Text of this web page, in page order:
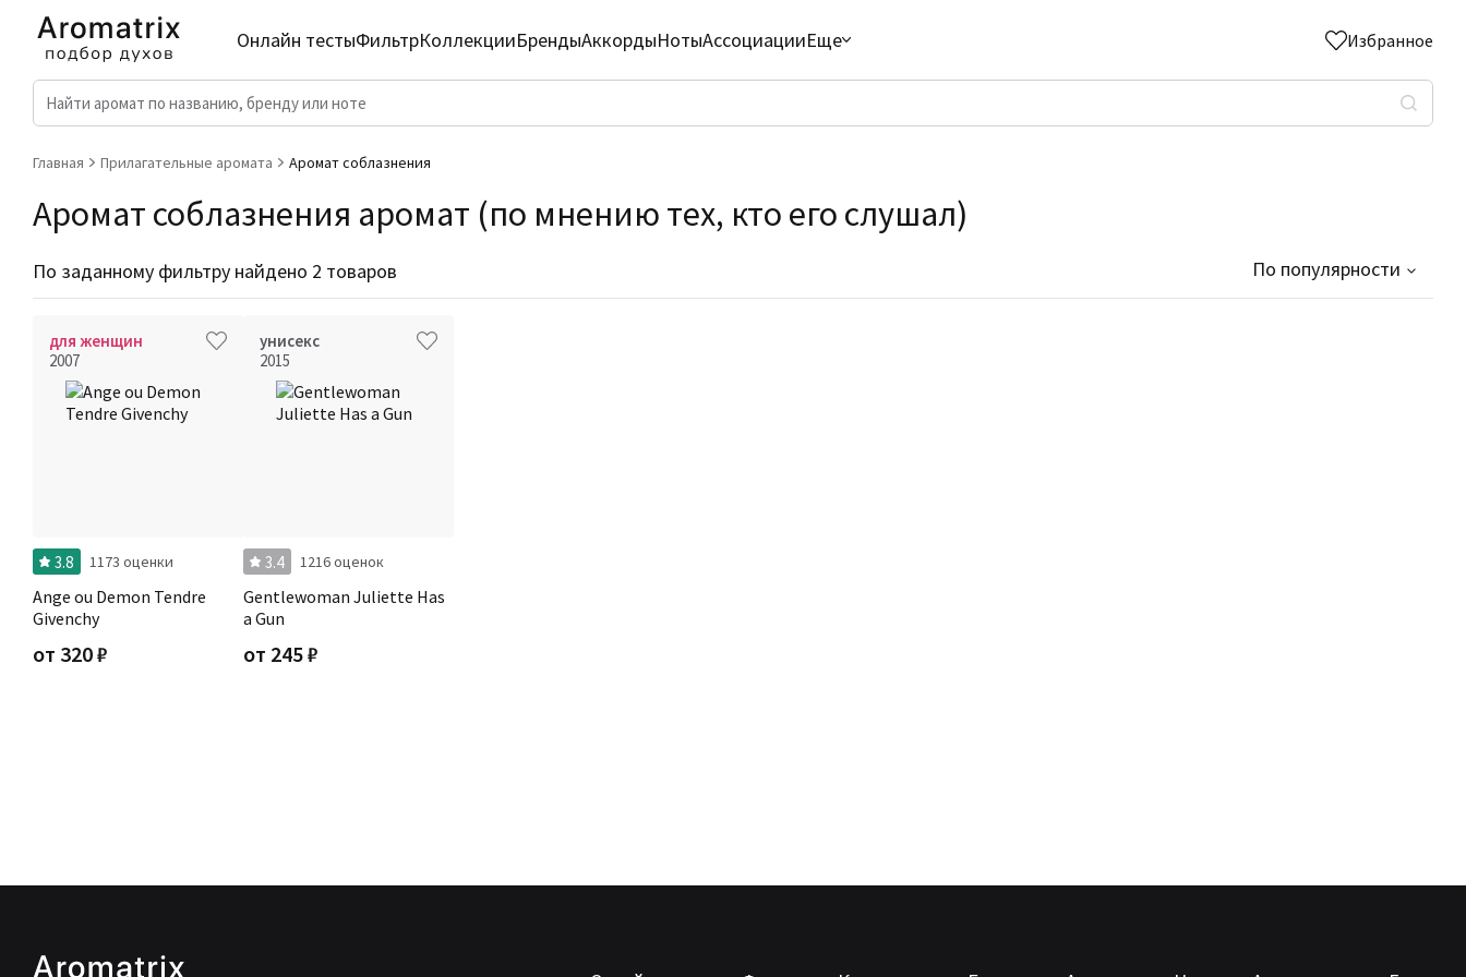
Онлайн тестыФильтрКоллекцииБрендыАккордыНотыАссоциацииЕще Избранное
Главная Прилагательные аромата Аромат соблазнения
Аромат соблазнения аромат (по мнению тех, кто его слушал)
По заданному фильтру найдено 2 товаров По популярности
для женщин
2007
3.8 1173 оценки
Ange ou Demon Tendre
Givenchy
от 320₽
унисекс
2015
3.4 1216 оценок
Gentlewoman Juliette Has
a Gun
от 245₽